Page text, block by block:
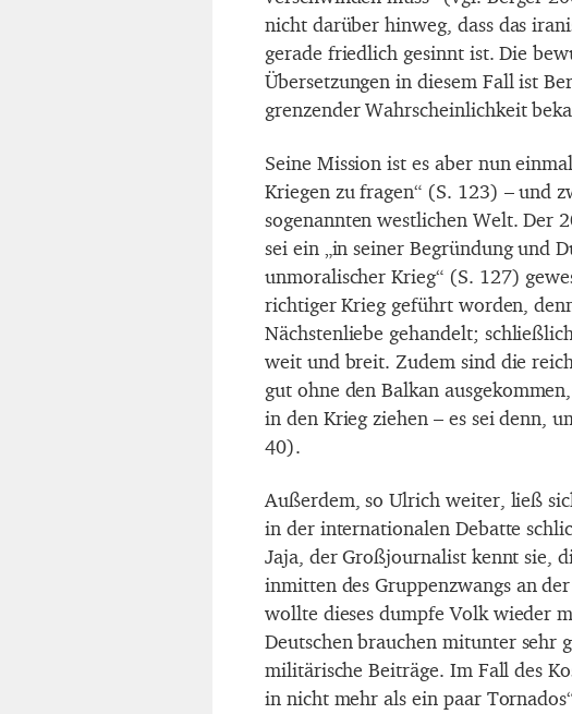
nicht darüber hinweg, dass das
gerade friedlich gesinnt ist. Die
Übersetzungen in diesem Fall ist
grenzender Wahrscheinlichkeit
Seine Mission ist es aber nun
Kriegen zu fragen“ (S. 123) – und
sogenannten westlichen Welt. Der
sei ein „in seiner Begründung und
unmoralischer Krieg“ (S. 127)
richtiger Krieg geführt worden,
Nächstenliebe gehandelt;
weit und breit. Zudem sind die
gut ohne den Balkan
in den Krieg ziehen – es sei denn,
40).
Außerdem, so Ulrich weiter, ließ
in der internationalen Debatte
Jaja, der Großjournalist kennt sie,
inmitten des Gruppenzwangs an
wollte dieses dumpfe Volk wieder
Deutschen brauchen mitunter sehr
militärische Beiträge. Im Fall des
in nicht mehr als ein paar